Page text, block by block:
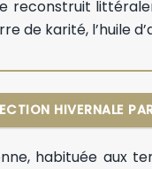
reconstruit
de karité, l’huile
HIVERNALE
habituée aux